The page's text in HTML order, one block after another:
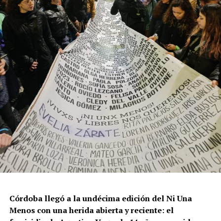
Por Francisco Pandolfi
Córdoba llegó a la undécima edición del Ni Una
Menos con una herida abierta y reciente: el